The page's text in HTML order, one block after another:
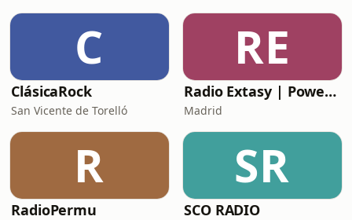
C
ClásicaRock
San Vicente de Torelló
RE
Radio Extasy | Power Metal
Madrid
R
RadioPermu
SR
SCO RADIO